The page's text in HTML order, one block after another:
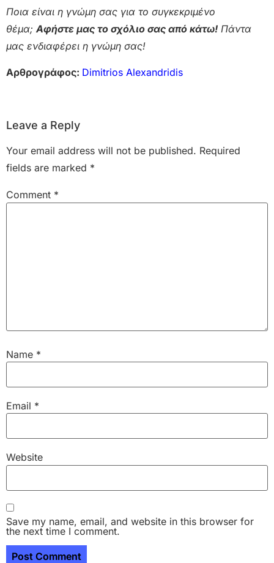
Ποια είναι η γνώμη σας για το συγκεκριμένο
θέμα;Αφήστε μας το σχόλιο σας από κάτω! Πάντα
μας ενδιαφέρει η γνώμη σας!
Αρθρογράφος: Dimitrios Alexandridis
Leave a Reply
Your email address will not be published. Required
fields are marked *
Comment *
Name *
Email *
Website
Save my name, email, and website in this browser for
the next time I comment.